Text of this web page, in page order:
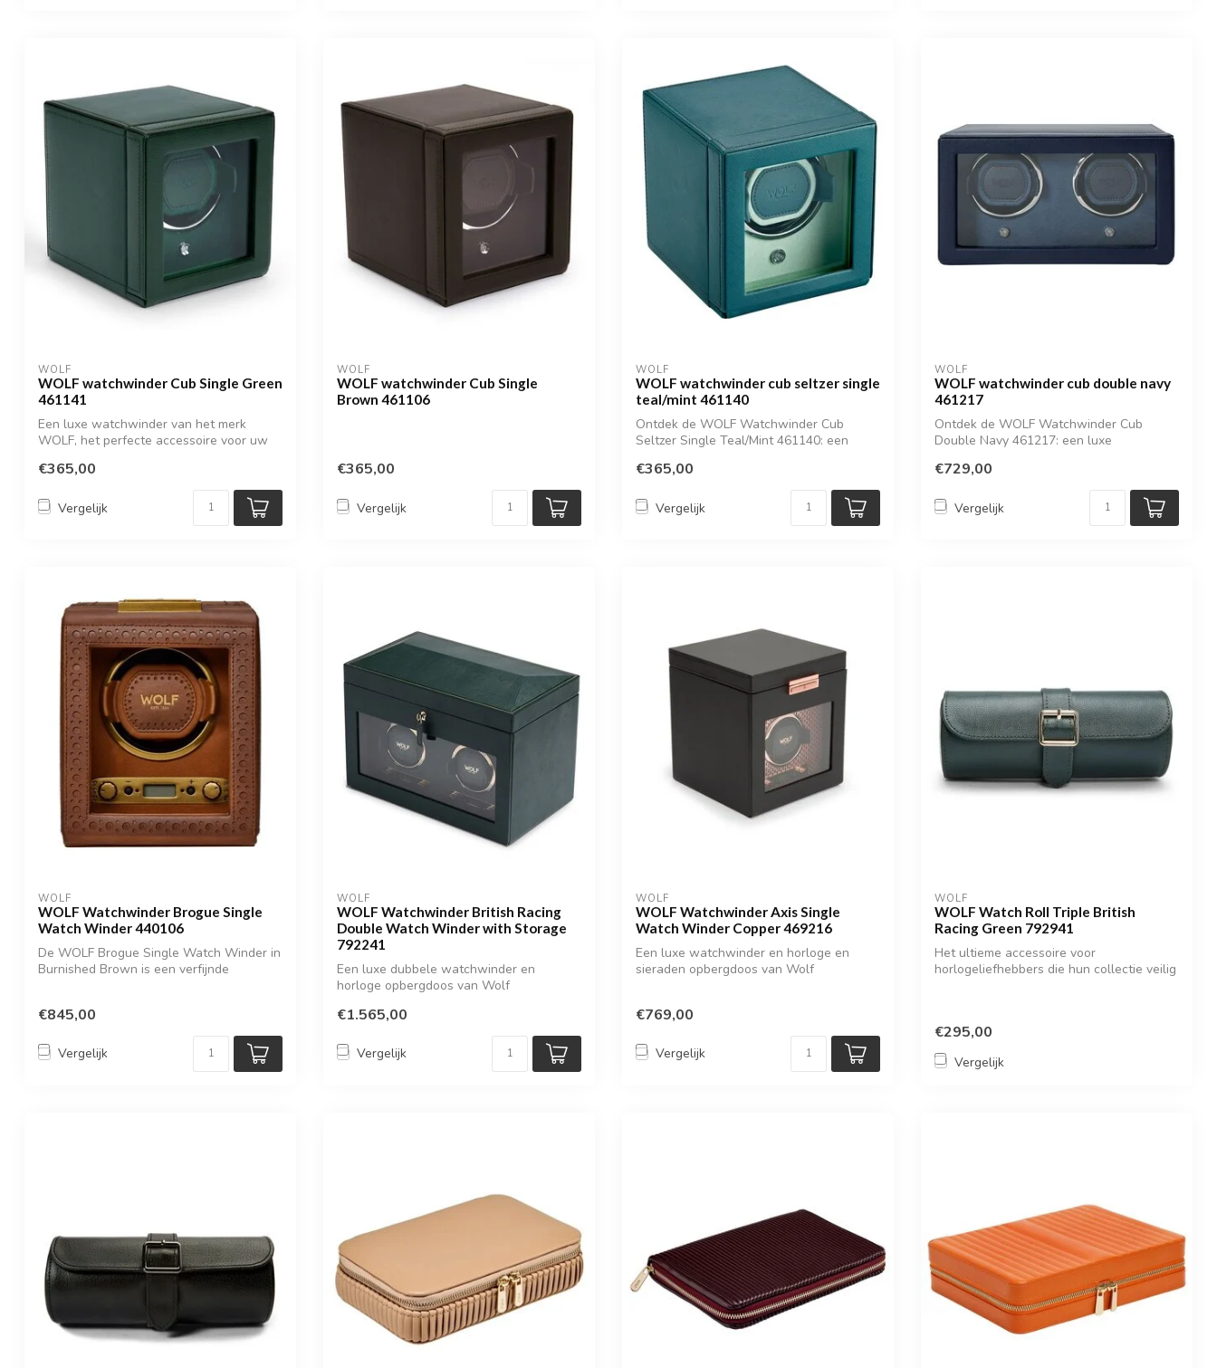
WOLF
WOLF watchwinder Cub Single Green
461141
Een luxe watchwinder van het merk
WOLF, het perfecte accessoire voor uw
€365,00
Vergelijk
WOLF
WOLF watchwinder Cub Single
Brown 461106
€365,00
Vergelijk
WOLF
WOLF watchwinder cub seltzer single
teal/mint 461140
Ontdek de WOLF Watchwinder Cub
Seltzer Single Teal/Mint 461140: een
€365,00
Vergelijk
WOLF
WOLF watchwinder cub double navy
461217
Ontdek de WOLF Watchwinder Cub
Double Navy 461217: een luxe
€729,00
Vergelijk
WOLF
WOLF Watchwinder Brogue Single
Watch Winder 440106
De WOLF Brogue Single Watch Winder in
Burnished Brown is een verfijnde
€845,00
Vergelijk
WOLF
WOLF Watchwinder British Racing
Double Watch Winder with Storage
792241
Een luxe dubbele watchwinder en
horloge opbergdoos van Wolf
€1.565,00
Vergelijk
WOLF
WOLF Watchwinder Axis Single
Watch Winder Copper 469216
Een luxe watchwinder en horloge en
sieraden opbergdoos van Wolf
€769,00
Vergelijk
WOLF
WOLF Watch Roll Triple British
Racing Green 792941
Het ultieme accessoire voor
horlogeliefhebbers die hun collectie veilig
€295,00
Vergelijk